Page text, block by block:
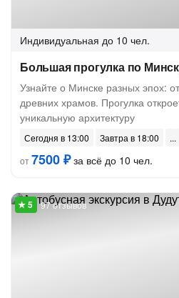
Индивидуальная до 10 чел.
Большая прогулка по
Узнайте о Минске разных эпох:
древних храмов. Прогулка
уникальную архитектуру
Сегодня в 13:00
Завтра в 18:00
от7500 ₽за всё до 10 чел.
97 отзывов